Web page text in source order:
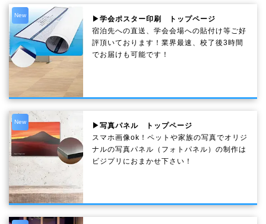
New
▶学会ポスター印刷 トップページ
宿泊先への直送、学会会場への貼付け等ご好
評頂いております！業界最速、校了後3時間
でお届けも可能です！
New
▶写真パネル トップページ
スマホ画像ok！ペットや家族の写真でオリジ
ナルの写真パネル（フォトパネル）の制作は
ビジプリにおまかせ下さい！